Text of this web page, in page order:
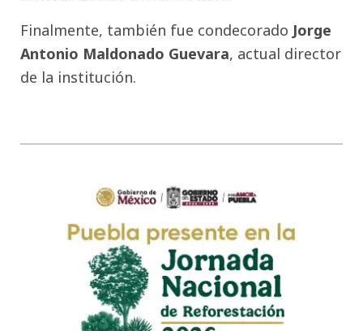
Finalmente, también fue condecorado Jorge
Antonio Maldonado Guevara, actual director
de la institución.